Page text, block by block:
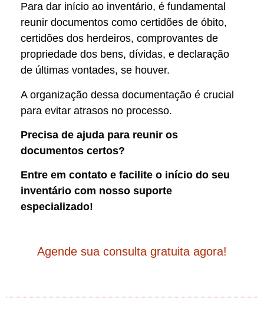
Para dar início ao inventário, é fundamental
reunir documentos como certidões de óbito,
certidões dos herdeiros, comprovantes de
propriedade dos bens, dívidas, e declaração
de últimas vontades, se houver.
A organização dessa documentação é crucial
para evitar atrasos no processo.
Precisa de ajuda para reunir os
documentos certos?
Entre em contato e facilite o início do seu
inventário com nosso suporte
especializado!
Agende sua consulta gratuita agora!